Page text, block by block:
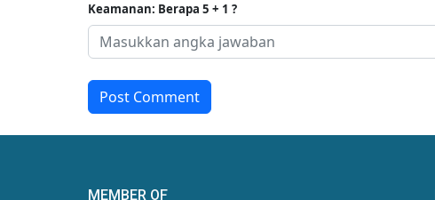
Keamanan: Berapa 5 + 1 ?
Post Comment
MEMBER OF